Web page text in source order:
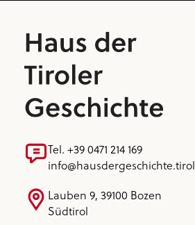
Tel. +39 0471 214 169
info@hausdergeschichte.tirol
Lauben 9, 39100 Bozen
Südtirol